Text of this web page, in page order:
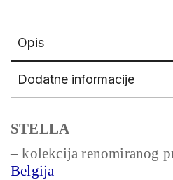
Opis
Dodatne informacije
STELLA
– kolekcija renomiranog
Belgija